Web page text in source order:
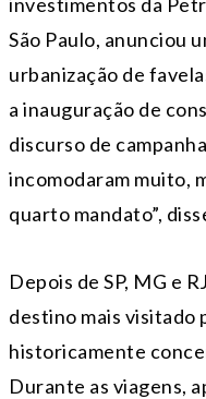
São Paulo, anunciou
urbanização de
a inauguração de
discurso de
incomodaram muito,
quarto mandato”,
Depois de SP, MG e
destino mais visitado
historicamente
Durante as viagens,